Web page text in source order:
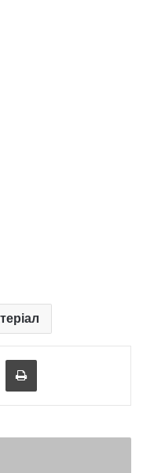
електронною поштоюНадрукувати